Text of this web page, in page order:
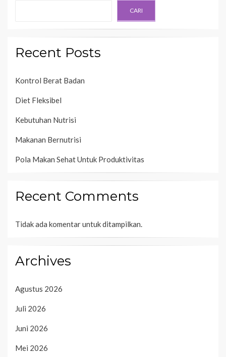
CARI
Recent Posts
Kontrol Berat Badan
Diet Fleksibel
Kebutuhan Nutrisi
Makanan Bernutrisi
Pola Makan Sehat Untuk Produktivitas
Recent Comments
Tidak ada komentar untuk ditampilkan.
Archives
Agustus 2026
Juli 2026
Juni 2026
Mei 2026